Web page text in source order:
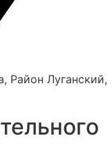
Район Луганский,